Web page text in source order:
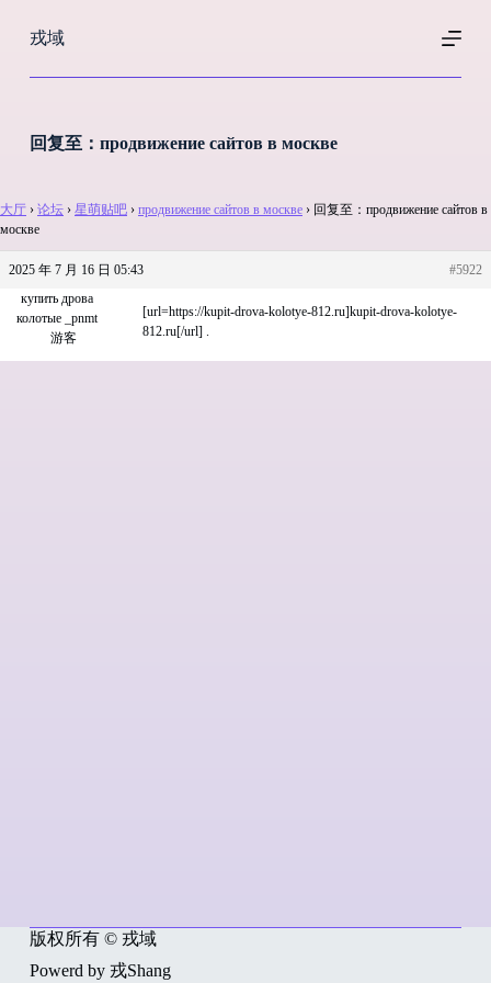
过
戎域
回复至：продвижение сайтов в москве
大厅 › 论坛 › 星萌贴吧 › продвижение сайтов в москве › 回复至：продвижение сайтов в
москве
2025 年 7 月 16 日 05:43
#5922
купить дрова
колотые _pnmt
游客
[url=https://kupit-drova-kolotye-812.ru]kupit-drova-kolotye-
812.ru[/url] .
版权所有 © 戎域
Powerd by 戎Shang